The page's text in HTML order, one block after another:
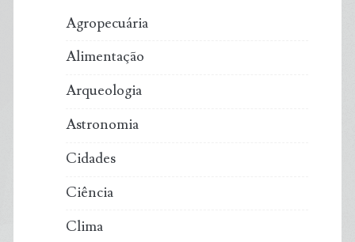
Agropecuária
Alimentação
Arqueologia
Astronomia
Cidades
Ciência
Clima